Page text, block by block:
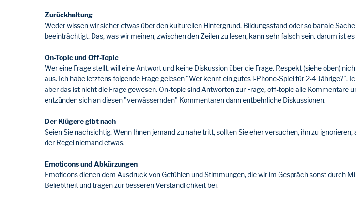
Zurückhaltung
Weder wissen wir sicher etwas über den kulturellen Hintergrund, Bildungsstand oder so banale
beeinträchtigt. Das, was wir meinen, zwischen den Zeilen zu lesen, kann sehr falsch sein. darum ist
On-Topic und Off-Topic
Wer eine Frage stellt, will eine Antwort und keine Diskussion über die Frage. Respekt (siehe oben)
aus. Ich habe letztens folgende Frage gelesen "Wer kennt ein gutes i-Phone-Spiel für 2-4 Jährige?".
aber das ist nicht die Frage gewesen. On-topic sind Antworten zur Frage, off-topic alle Kommentare
entzünden sich an diesen "verwässernden" Kommentaren dann entbehrliche Diskussionen.
Der Klügere gibt nach
Seien Sie nachsichtig. Wenn Ihnen jemand zu nahe tritt, sollten Sie eher versuchen, ihn zu
der Regel niemand etwas.
Emoticons und Abkürzungen
Emoticons dienen dem Ausdruck von Gefühlen und Stimmungen, die wir im Gespräch sonst durch
Beliebtheit und tragen zur besseren Verständlichkeit bei.